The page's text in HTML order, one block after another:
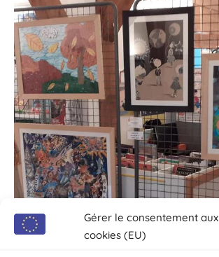
Gérer le consentement aux
cookies (EU)